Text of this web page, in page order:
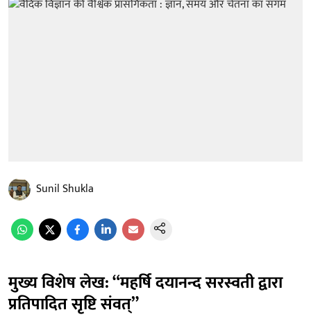
Sunil Shukla
मुख्य विशेष लेख: “महर्षि दयानन्द सरस्वती द्वारा
प्रतिपादित सृष्टि संवत्”